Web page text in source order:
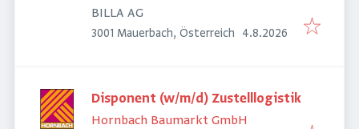
Digitaler Verkauf
BILLA AG
3001 Mauerbach, Österreich Veröffentlicht:
4.8.2026
Disponent (w/m/d) Zustelllogistik
Hornbach Baumarkt GmbH